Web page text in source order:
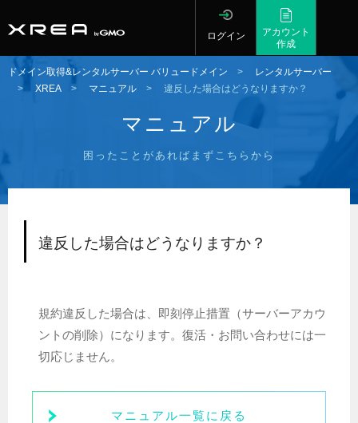
ログイン
アカウント
作成
ドメイン取得&レンタルサーバー バリュードメイン > レンタルサーバー
> XREA > マニュアル > 違反した場合はどうなりますか？
マニュアル
困ったことがあればまずこちらから
違反した場合はどうなりますか？
規約違反した場合は、即刻停止措置（サーバーアカウ
ントの削除）になります。復活・お問い合わせには一
切応じません。
マニュアル一覧に戻る